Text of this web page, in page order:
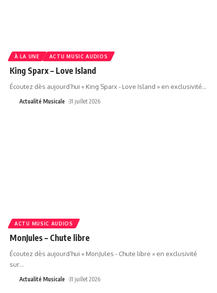
À LA UNE ACTU MUSIC AUDIOS
King Sparx – Love Island
Écoutez dès aujourd’hui « King Sparx - Love Island » en exclusivité…
Actualité Musicale 31 juillet 2026
ACTU MUSIC AUDIOS
MonJules – Chute libre
Écoutez dès aujourd’hui « MonJules - Chute libre » en exclusivité
sur…
Actualité Musicale 31 juillet 2026